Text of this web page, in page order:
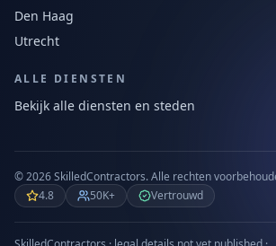
Den Haag
Utrecht
ALLE DIENSTEN
Bekijk alle diensten en steden
©2026SkilledContractors.Alle rechten
4.8
50K+ Vertrouwd